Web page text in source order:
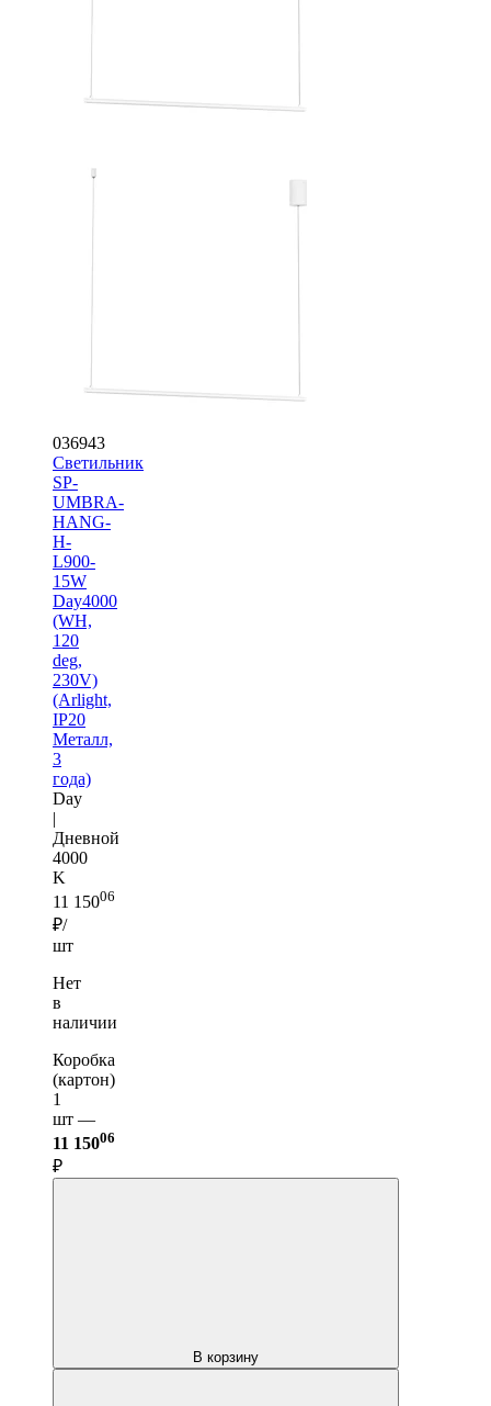
036943
Светильник
SP-
UMBRA-
HANG-
H-
L900-
15W
Day4000
(WH,
120
deg,
230V)
(Arlight,
IP20
Металл,
3
года)
Day
|
Дневной
4000
K
11 15006
₽/
шт
Нет
в
наличии
Коробка
(картон)
1
шт —
11 15006
₽
В корзину